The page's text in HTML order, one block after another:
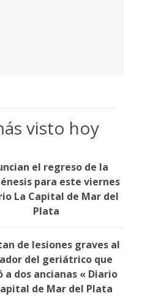
visto hoy
el regreso de la
para este viernes
La Capital de Mar del
Plata
de lesiones graves al
del geriátrico que
a dos ancianas « Diario
de Mar del Plata